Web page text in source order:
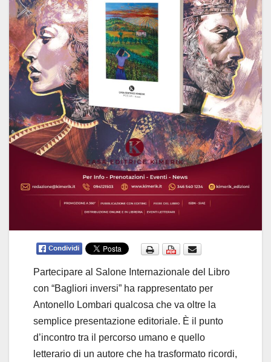
Partecipare al Salone Internazionale del Libro
con “Bagliori inversi” ha rappresentato per
Antonello Lombari qualcosa che va oltre la
semplice presentazione editoriale. È il punto
d’incontro tra il percorso umano e quello
letterario di un autore che ha trasformato ricordi,